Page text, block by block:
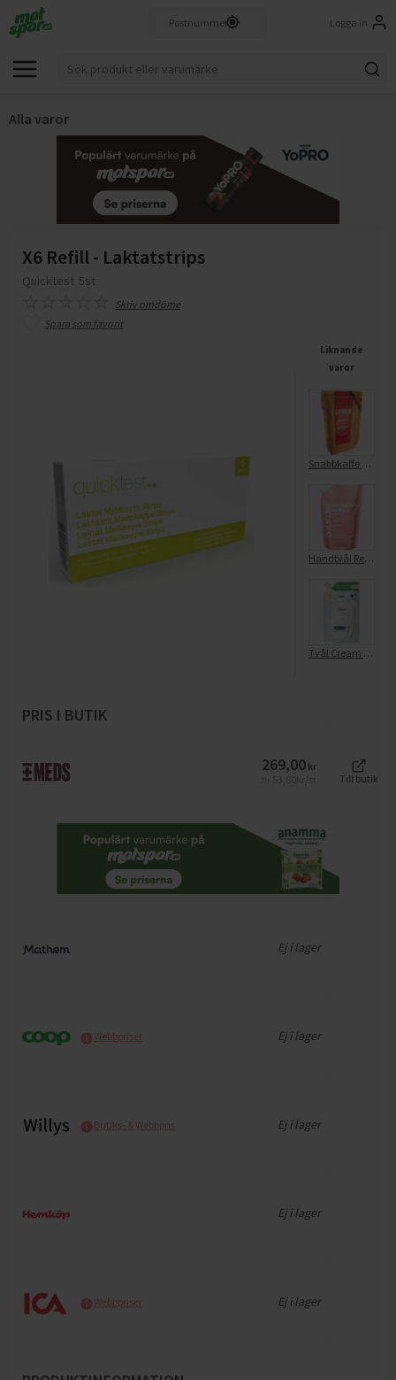
Logga in
Alla varor
X6 Refill - Laktatstrips
Quicktest 5st
Skriv omdöme
Spara som favorit
Liknande
varor
Snabbkaffe Milea Mellanrost Refill
Handtvål Refill Almond Milk
Tvål Cream Wash Original Refill
PRIS I BUTIK
269,00 kr
Till butik
Ej i lager
Webbpriser Ej i lager
Butiks- & Webbpris Ej i lager
Ej i lager
Webbpriser Ej i lager